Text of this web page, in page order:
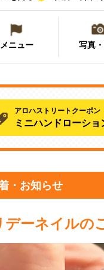
メニュー 写真
アロハストリートクーポン
ミニハンドローショ
・お知らせ
デーネイルの